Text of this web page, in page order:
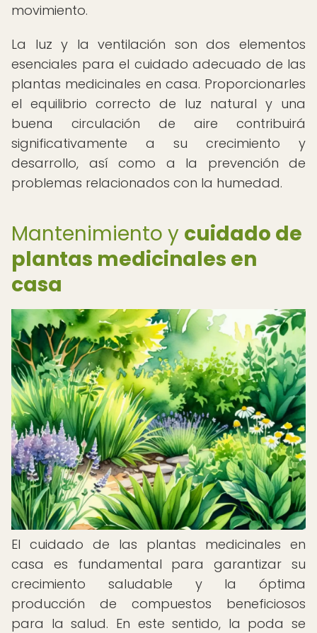
movimiento.
La luz y la ventilación son dos elementos
esenciales para el cuidado adecuado de las
plantas medicinales en casa. Proporcionarles
el equilibrio correcto de luz natural y una
buena circulación de aire contribuirá
significativamente a su crecimiento y
desarrollo, así como a la prevención de
problemas relacionados con la humedad.
Mantenimiento y cuidado de
plantas medicinales en
casa
El cuidado de las plantas medicinales en
casa es fundamental para garantizar su
crecimiento saludable y la óptima
producción de compuestos beneficiosos
para la salud. En este sentido, la poda se